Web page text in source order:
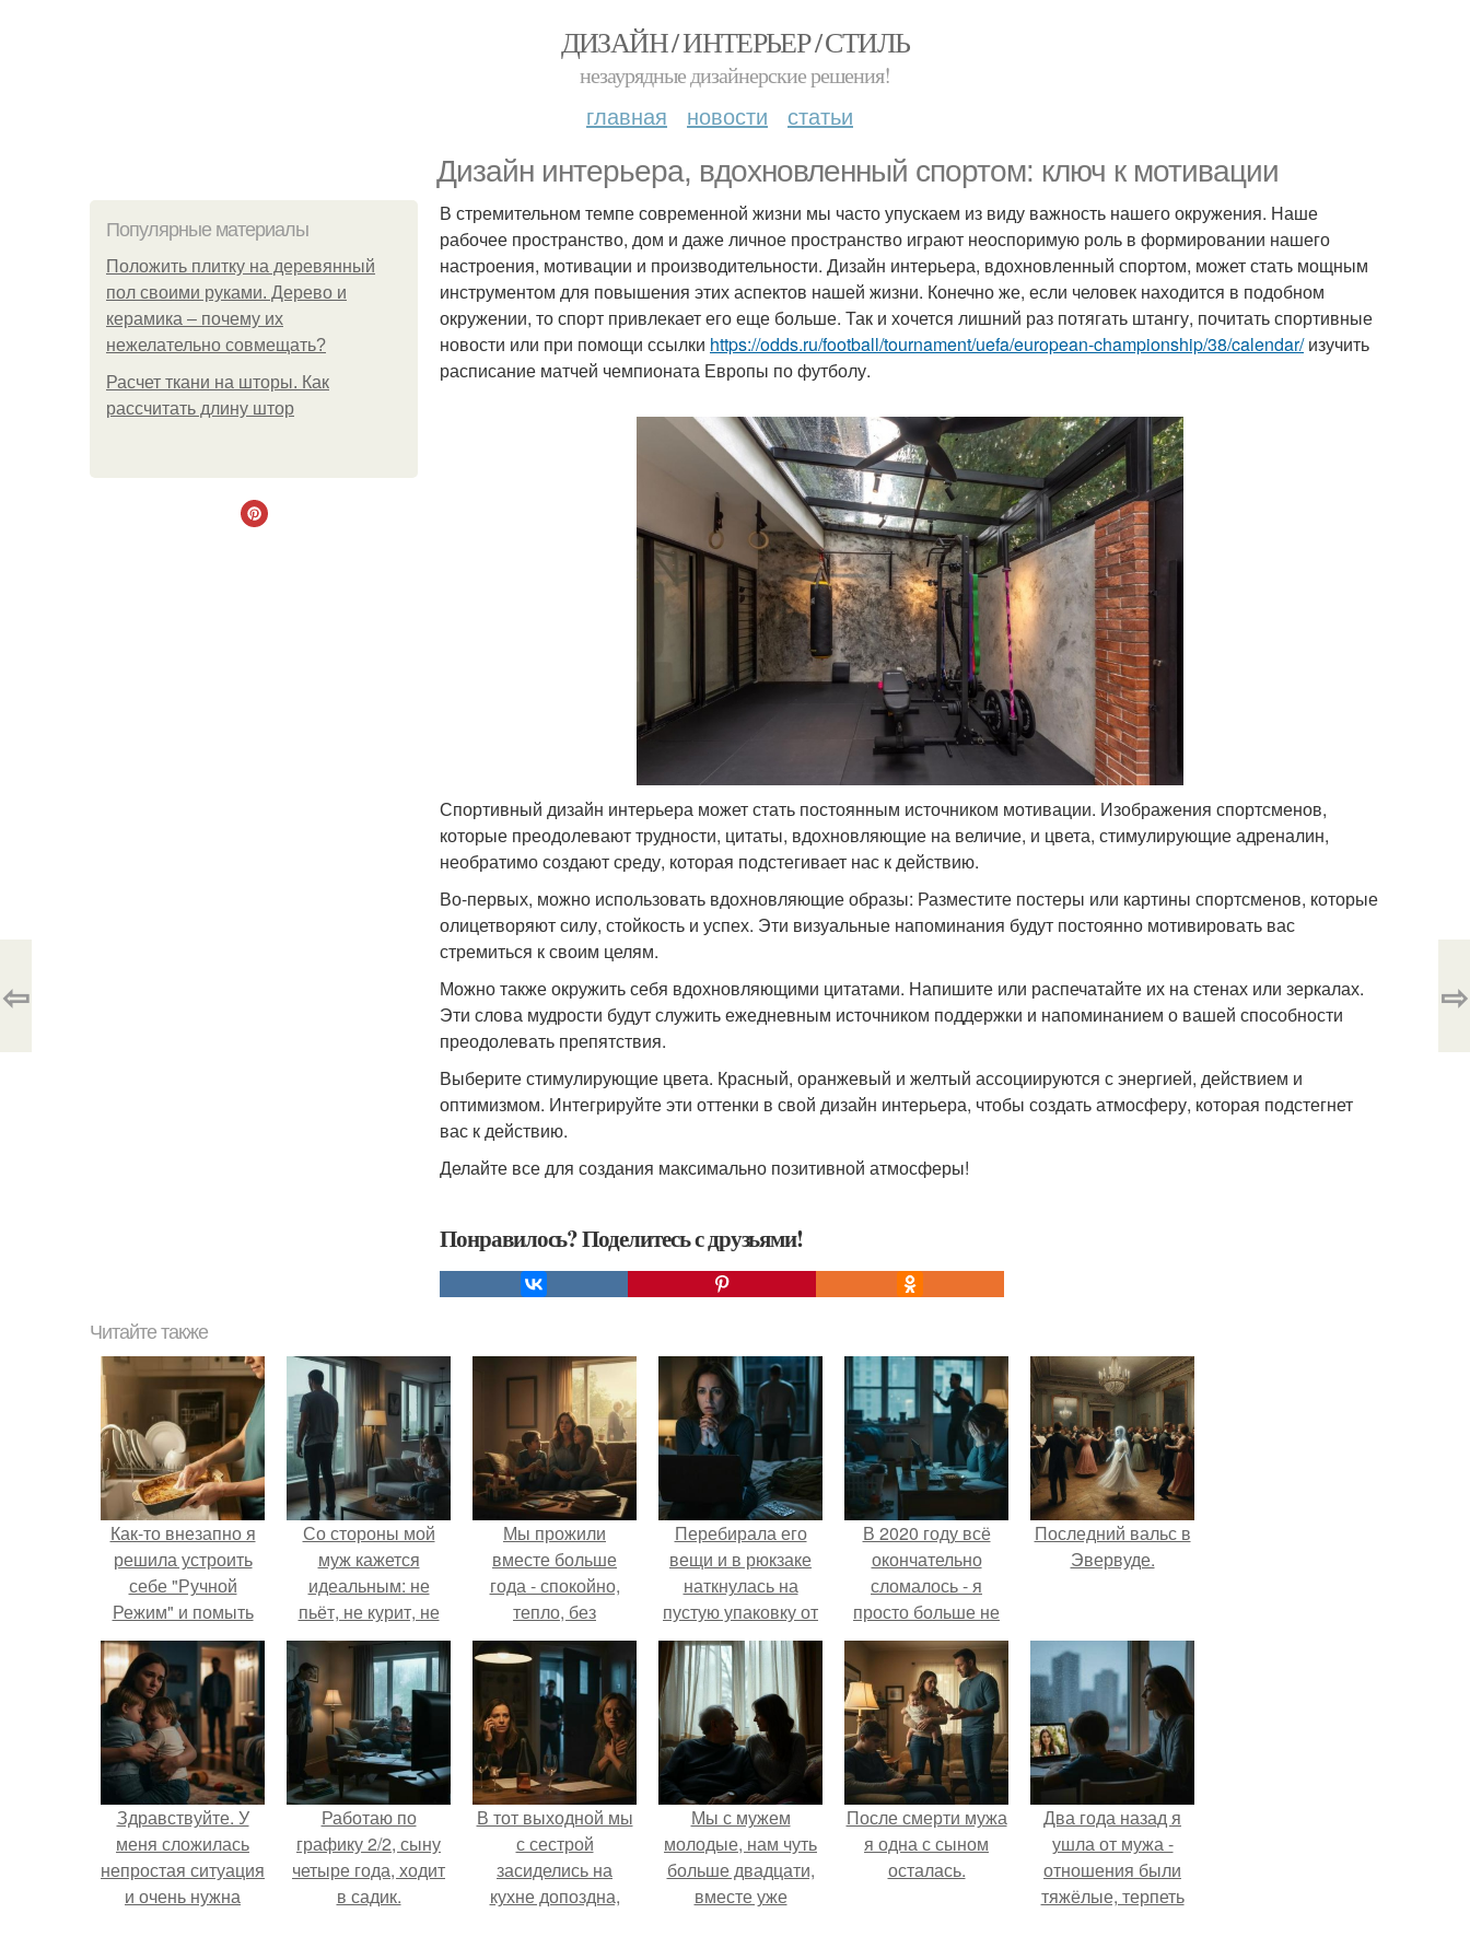
ДИЗАЙН / ИНТЕРЬЕР / СТИЛЬ
незаурядные дизайнерские решения!
главная новости статьи
Дизайн интерьера, вдохновленный спортом: ключ к мотивации
Популярные материалы
Положить плитку на деревянный
пол своими руками. Дерево и
керамика – почему их
нежелательно совмещать?
Расчет ткани на шторы. Как
рассчитать длину штор
В стремительном темпе современной жизни мы часто упускаем из виду важность нашего окружения. Наше
рабочее пространство, дом и даже личное пространство играют неоспоримую роль в формировании нашего
настроения, мотивации и производительности. Дизайн интерьера, вдохновленный спортом, может стать мощным
инструментом для повышения этих аспектов нашей жизни. Конечно же, если человек находится в подобном
окружении, то спорт привлекает его еще больше. Так и хочется лишний раз потягать штангу, почитать спортивные
новости или при помощи ссылки https://odds.ru/football/tournament/uefa/european-championship/38/calendar/изучить
расписание матчей чемпионата Европы по футболу.
Спортивный дизайн интерьера может стать постоянным источником мотивации. Изображения спортсменов,
которые преодолевают трудности, цитаты, вдохновляющие на величие, и цвета, стимулирующие адреналин,
необратимо создают среду, которая подстегивает нас к действию.
Во-первых, можно использовать вдохновляющие образы: Разместите постеры или картины спортсменов, которые
олицетворяют силу, стойкость и успех. Эти визуальные напоминания будут постоянно мотивировать вас
стремиться к своим целям.
Можно также окружить себя вдохновляющими цитатами. Напишите или распечатайте их на стенах или зеркалах.
Эти слова мудрости будут служить ежедневным источником поддержки и напоминанием о вашей способности
преодолевать препятствия.
Выберите стимулирующие цвета. Красный, оранжевый и желтый ассоциируются с энергией, действием и
оптимизмом. Интегрируйте эти оттенки в свой дизайн интерьера, чтобы создать атмосферу, которая подстегнет
вас к действию.
Делайте все для создания максимально позитивной атмосферы!
Понравилось? Поделитесь с друзьями!
⇦ ⇨
Читайте также
Как-то внезапно я
решила устроить
себе "Ручной
Режим" и помыть
посуду без помощи
техники.
Со стороны мой
муж кажется
идеальным: не
пьёт, не курит, не
даёт поводов для
ревности, с
ребёнком
справляется
отлично, да и
готовит лучше
многих.
Мы прожили
вместе больше
года - спокойно,
тепло, без
конфликтов.
Перебирала его
вещи и в рюкзаке
наткнулась на
пустую упаковку от
каких-то таблеток.
В 2020 году всё
окончательно
сломалось - я
просто больше не
тянула всё одна.
Последний вальс в
Эвервуде.
Здравствуйте. У
меня сложилась
непростая ситуация
и очень нужна
Работаю по
графику 2/2, сыну
четыре года, ходит
в садик.
В тот выходной мы
с сестрой
засиделись на
кухне допоздна,
Мы с мужем
молодые, нам чуть
больше двадцати,
вместе уже
После смерти мужа
я одна с сыном
осталась.
Два года назад я
ушла от мужа -
отношения были
тяжёлые, терпеть